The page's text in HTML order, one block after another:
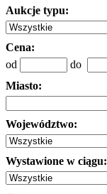
Aukcje typu:
Cena:
od
do
Miasto:
Województwo:
Wystawione w ciągu: